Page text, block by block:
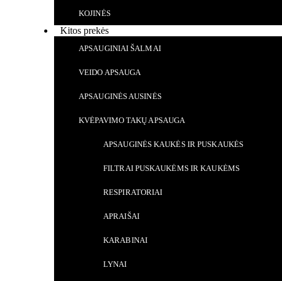
KOJINĖS
Kitos prekės
APSAUGINIAI ŠALMAI
VEIDO APSAUGA
APSAUGINĖS AUSINĖS
KVĖPAVIMO TAKŲ APSAUGA
APSAUGINĖS KAUKĖS IR PUSKAUKĖS
FILTRAI PUSKAUKĖMS IR KAUKĖMS
RESPIRATORIAI
APRAIŠAI
KARABINAI
LYNAI